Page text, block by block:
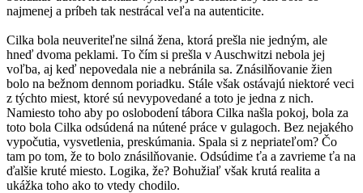
najmenej a príbeh tak nestrácal veľa na autenticite.
Cilka bola neuveriteľne silná žena, ktorá prešla nie jedným, ale
hneď dvoma peklami. To čím si prešla v Auschwitzi nebola jej
voľba, aj keď nepovedala nie a nebránila sa. Znásilňovanie žien
bolo na bežnom dennom poriadku. Stále však ostávajú niektoré veci
z týchto miest, ktoré sú nevypovedané a toto je jedna z nich.
Namiesto toho aby po oslobodení tábora Cilka našla pokoj, bola za
toto bola Cilka odsúdená na nútené práce v gulagoch. Bez nejakého
vypočutia, vysvetlenia, preskúmania. Spala si z nepriateľom? Čo
tam po tom, že to bolo znásilňovanie. Odsúdime ťa a zavrieme ťa na
ďalšie kruté miesto. Logika, že? Bohužiaľ však krutá realita a
ukážka toho ako to vtedy chodilo.